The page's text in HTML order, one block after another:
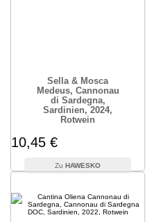
Sella & Mosca
Medeus, Cannonau
di Sardegna,
Sardinien, 2024,
Rotwein
10,45 €
HAWESKO